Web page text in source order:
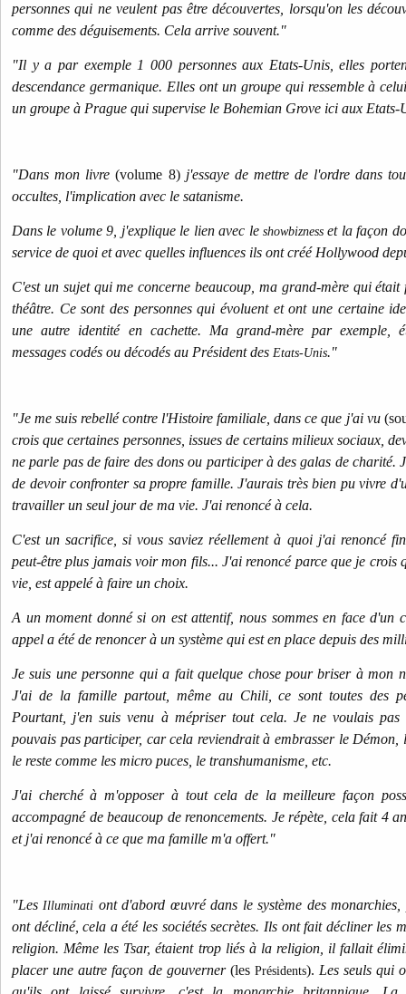
personnes qui ne veulent pas être découvertes, lorsqu'on les
comme des déguisements. Cela arrive souvent."
"Il y a par exemple 1 000 personnes aux Etats-Unis, elles
descendance germanique. Elles ont un groupe qui ressemble à
un groupe à Prague qui supervise le Bohemian Grove ici aux Etats-
"Dans mon livre (volume 8) j'essaye de mettre de l'ordre dans
occultes, l'implication avec le satanisme.
Dans le volume 9, j'explique le lien avec le showbizness et la façon
service de quoi et avec quelles influences ils ont créé Hollywood
C'est un sujet qui me concerne beaucoup, ma grand-mère qui
théâtre. Ce sont des personnes qui évoluent et ont une certaine
une autre identité en cachette. Ma grand-mère par exemple,
messages codés ou décodés au Président des Etats-Unis."
"Je me suis rebellé contre l'Histoire familiale, dans ce que j'ai vu
crois que certaines personnes, issues de certains milieux sociaux,
ne parle pas de faire des dons ou participer à des galas de charité.
de devoir confronter sa propre famille. J'aurais très bien pu vivre
travailler un seul jour de ma vie. J'ai renoncé à cela.
C'est un sacrifice, si vous saviez réellement à quoi j'ai renoncé
peut-être plus jamais voir mon fils... J'ai renoncé parce que je crois
vie, est appelé à faire un choix.
A un moment donné si on est attentif, nous sommes en face d'un
appel a été de renoncer à un système qui est en place depuis des
Je suis une personne qui a fait quelque chose pour briser à mon
J'ai de la famille partout, même au Chili, ce sont toutes des
Pourtant, j'en suis venu à mépriser tout cela. Je ne voulais pas
pouvais pas participer, car cela reviendrait à embrasser le Démon,
le reste comme les micro puces, le transhumanisme, etc.
J'ai cherché à m'opposer à tout cela de la meilleure façon
accompagné de beaucoup de renoncements. Je répète, cela fait 4
et j'ai renoncé à ce que ma famille m'a offert."
"Les Illuminati ont d'abord œuvré dans le système des
ont décliné, cela a été les sociétés secrètes. Ils ont fait décliner les
religion. Même les Tsar, étaient trop liés à la religion, il fallait
placer une autre façon de gouverner (les Présidents). Les seuls qui